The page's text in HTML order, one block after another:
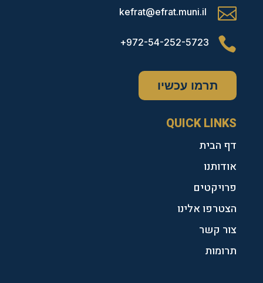


972-54-252-5723+
תרמו עכשיו
QUICK LINKS
דף הבית
אודותנו
פרויקטים
הצטרפו אלינו
צור קשר
תרומות